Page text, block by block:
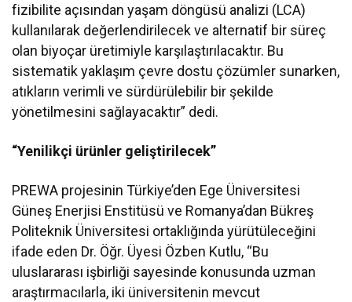
fizibilite açısından yaşam döngüsü analizi (LCA)
kullanılarak değerlendirilecek ve alternatif bir süreç
olan biyoçar üretimiyle karşılaştırılacaktır. Bu
sistematik yaklaşım çevre dostu çözümler sunarken,
atıkların verimli ve sürdürülebilir bir şekilde
yönetilmesini sağlayacaktır” dedi.
“Yenilikçi ürünler geliştirilecek”
PREWA projesinin Türkiye’den Ege Üniversitesi
Güneş Enerjisi Enstitüsü ve Romanya’dan Bükreş
Politeknik Üniversitesi ortaklığında yürütüleceğini
ifade eden Dr. Öğr. Üyesi Özben Kutlu, “Bu
uluslararası işbirliği sayesinde konusunda uzman
araştırmacılarla, iki üniversitenin mevcut